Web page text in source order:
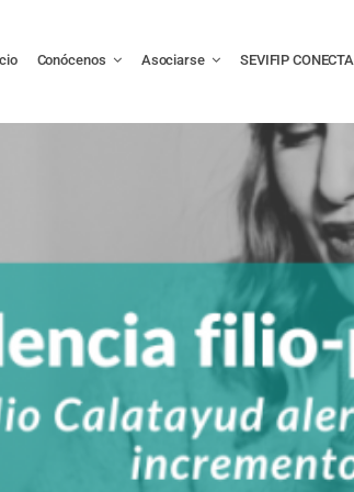
Conócenos Asociarse SEVIFIP CONECTA